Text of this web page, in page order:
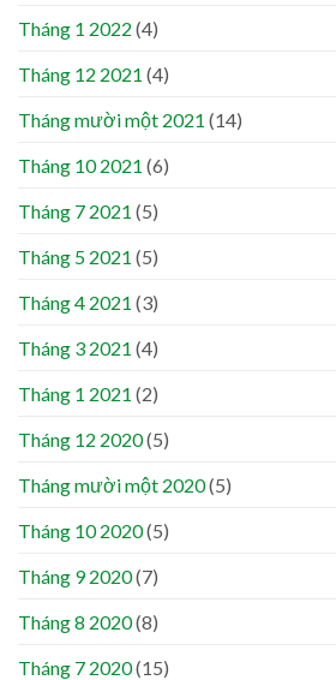
Tháng 1 2022 (4)
Tháng 12 2021 (4)
Tháng mười một 2021 (14)
Tháng 10 2021 (6)
Tháng 7 2021 (5)
Tháng 5 2021 (5)
Tháng 4 2021 (3)
Tháng 3 2021 (4)
Tháng 1 2021 (2)
Tháng 12 2020(5)
Tháng mười một 2020(5)
Tháng 10 2020(5)
Tháng 9 2020(7)
Tháng 8 2020(8)
Tháng 7 2020(15)